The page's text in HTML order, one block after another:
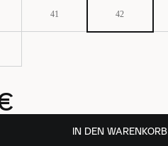
41 42
IN DEN WARENKORB